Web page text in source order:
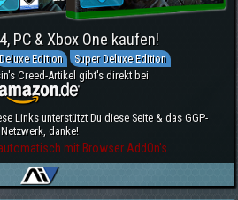
PC & Xbox One kaufen!
Deluxe Edition
Super Deluxe Edition
Creed-Artikel gibt's direkt bei
Links unterstützt Du diese Seite & das GGP-
Netzwerk, danke!
mit Browser AddOn's